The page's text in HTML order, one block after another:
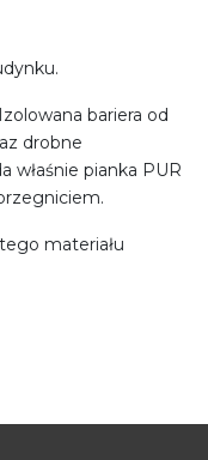
bariera od
drobne
właśnie pianka PUR
materiału